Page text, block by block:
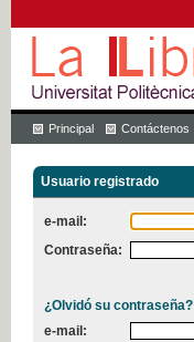
Principal Contáctenos
Usuario registrado
e-mail:
Contraseña:
¿Olvidó su contraseña?
e-mail: